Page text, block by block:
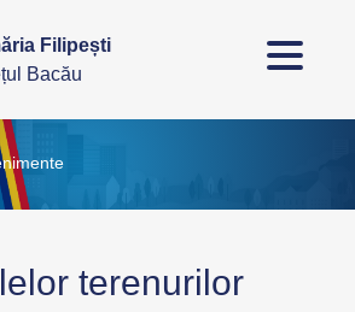
Filipești
Bacău
terenurilor